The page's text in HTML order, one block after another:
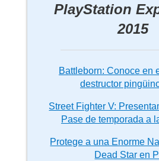
PlayStation
2015
Battleborn: Conoce en
destructor
Street Fighter V:
Pase de temporada a
Protege a una Enorme
Dead Star en